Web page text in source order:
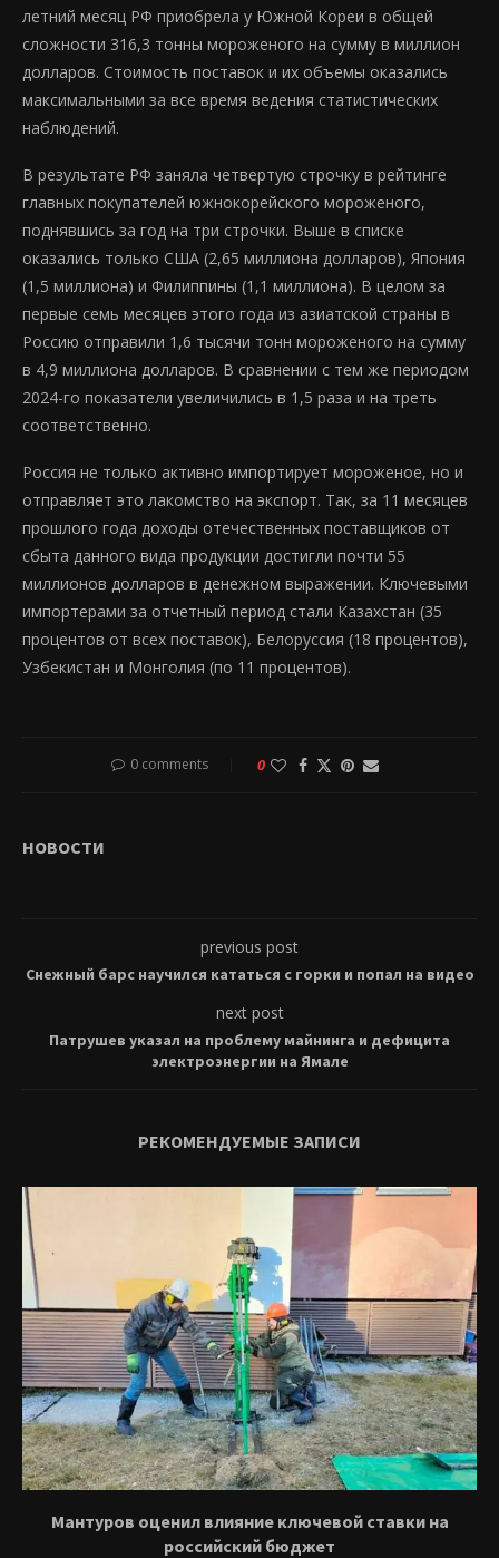
летний месяц РФ приобрела у Южной Кореи в общей
сложности 316,3 тонны мороженого на сумму в миллион
долларов. Стоимость поставок и их объемы оказались
максимальными за все время ведения статистических
наблюдений.
В результате РФ заняла четвертую строчку в рейтинге
главных покупателей южнокорейского мороженого,
поднявшись за год на три строчки. Выше в списке
оказались только США (2,65 миллиона долларов), Япония
(1,5 миллиона) и Филиппины (1,1 миллиона). В целом за
первые семь месяцев этого года из азиатской страны в
Россию отправили 1,6 тысячи тонн мороженого на сумму
в 4,9 миллиона долларов. В сравнении с тем же периодом
2024-го показатели увеличились в 1,5 раза и на треть
соответственно.
Россия не только активно импортирует мороженое, но и
отправляет это лакомство на экспорт. Так, за 11 месяцев
прошлого года доходы отечественных поставщиков от
сбыта данного вида продукции достигли почти 55
миллионов долларов в денежном выражении. Ключевыми
импортерами за отчетный период стали Казахстан (35
процентов от всех поставок), Белоруссия (18 процентов),
Узбекистан и Монголия (по 11 процентов).
0 comments 0
НОВОСТИ
previous post
Снежный барс научился кататься с горки и попал на видео
next post
Патрушев указал на проблему майнинга и дефицита
электроэнергии на Ямале
РЕКОМЕНДУЕМЫЕ ЗАПИСИ
Мантуров оценил влияние ключевой ставки на
российский бюджет